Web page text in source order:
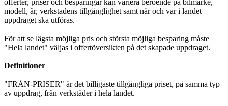
modell, år, verkstadens tillgänglighet samt när och var i landet
uppdraget ska utföras.
För att se lägsta möjliga pris och största möjliga besparing måste
"Hela landet" väljas i offertöversikten på det skapade uppdraget.
Definitioner
"FRÅN-PRISER" är det billigaste tillgängliga priset, på samma typ
av uppdrag, från verkstäder i hela landet.